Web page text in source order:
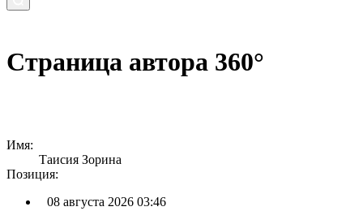
Страница автора 360°
Имя:
Таисия Зорина
Позиция:
08 августа 2026 03:46